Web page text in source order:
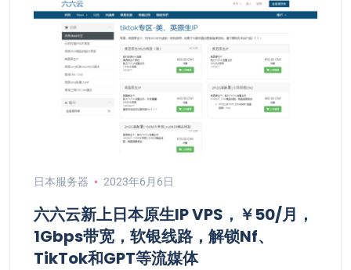
日本服务器 2023年6月6日
六六云新上日本原生IP VPS，￥50/月，
1Gbps带宽，软银线路，解锁Nf、
TikTok和GPT等流媒体